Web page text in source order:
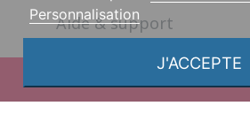
Aide & support
Personnalisation
J'ACCEPTE